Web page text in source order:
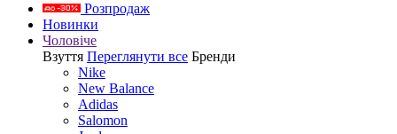
Розпродаж
Новинки
Чоловіче
Взуття Переглянути все Бренди
Nike
New Balance
Adidas
Salomon